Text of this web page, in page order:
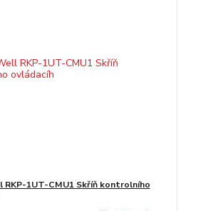
RKP-1UT-CMU1 Skříň kontrolního